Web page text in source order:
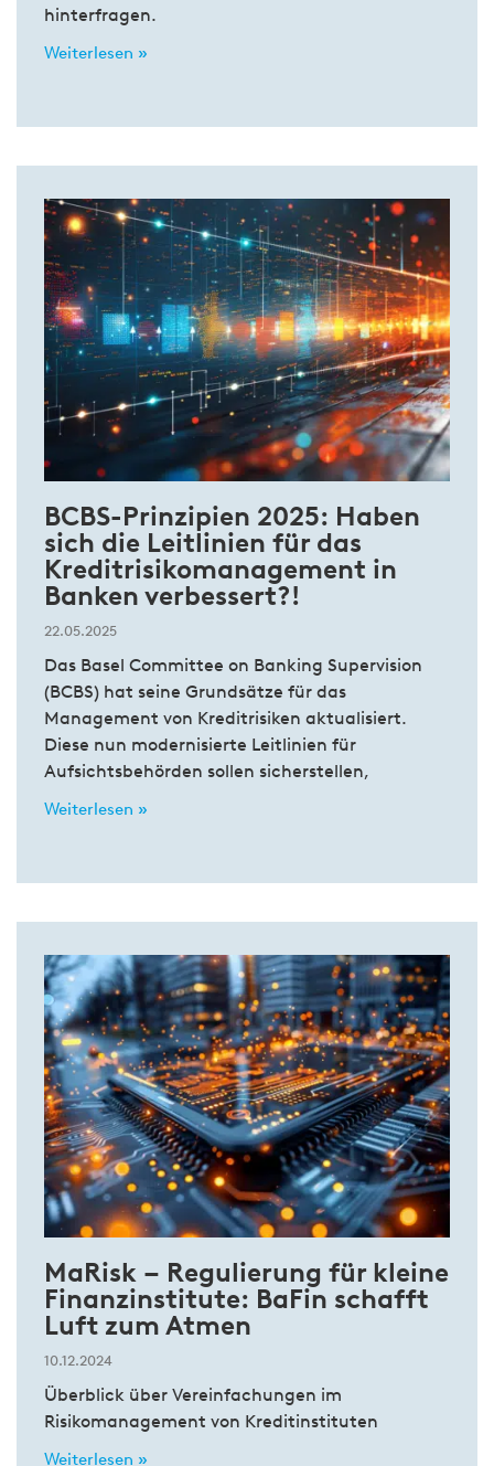
hinterfragen.
Weiterlesen »
BCBS-Prinzipien 2025: Haben
sich die Leitlinien für das
Kreditrisikomanagement in
Banken verbessert?!
22.05.2025
Das Basel Committee on Banking Supervision
(BCBS) hat seine Grundsätze für das
Management von Kreditrisiken aktualisiert.
Diese nun modernisierte Leitlinien für
Aufsichtsbehörden sollen sicherstellen,
Weiterlesen »
MaRisk – Regulierung für kleine
Finanzinstitute: BaFin schafft
Luft zum Atmen
10.12.2024
Überblick über Vereinfachungen im
Risikomanagement von Kreditinstituten
Weiterlesen »